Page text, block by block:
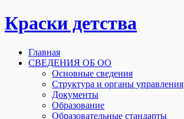
Краски детства
Главная
СВЕДЕНИЯ ОБ ОО
Основные сведения
Структура и органы управления
Документы
Образование
Образовательные стандарты